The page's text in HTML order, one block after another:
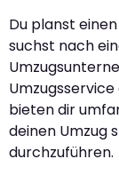
Du planst
suchst nach
bieten dir
deinen Umzug
durchzuführen.